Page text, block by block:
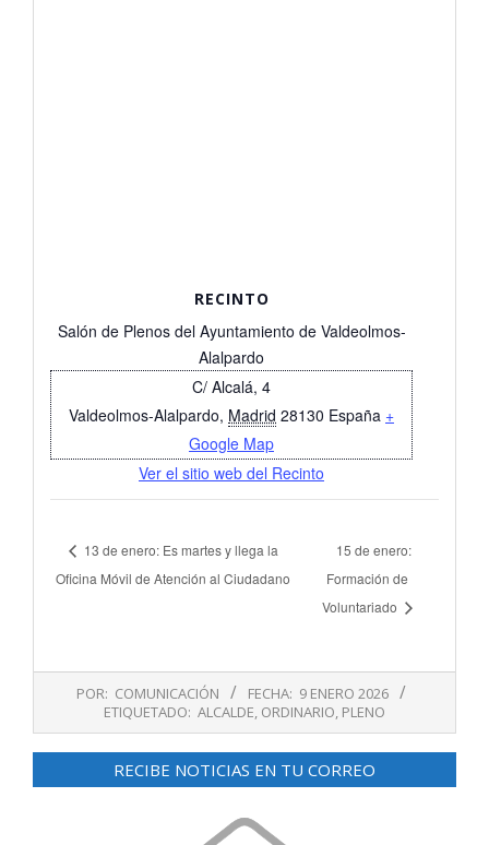
RECINTO
Salón de Plenos del Ayuntamiento de Valdeolmos-
Alalpardo
C/ Alcalá, 4
Valdeolmos-Alalpardo, Madrid 28130 España +
Google Map
Ver el sitio web del Recinto
13 de enero: Es martes y llega la
Oficina Móvil de Atención al Ciudadano
15 de enero:
Formación de
Voluntariado
09
POR: COMUNICACIÓN FECHA: 9 ENERO 2026
ETIQUETADO: ALCALDE, ORDINARIO, PLENO
RECIBE NOTICIAS EN TU CORREO